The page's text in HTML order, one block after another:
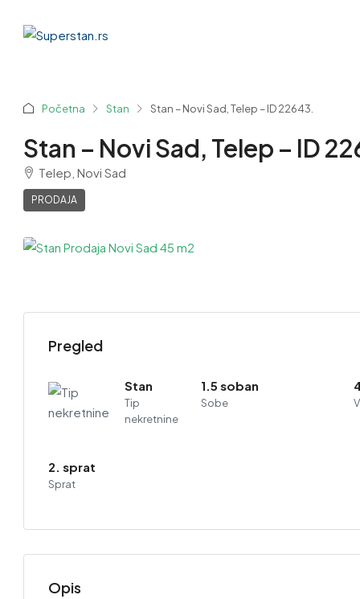
Početna Stan Stan – Novi Sad, Telep – ID 22643.
Stan – Novi Sad, Telep – ID
Telep, Novi Sad
PRODAJA
Pregled
Stan
Tip
nekretnine
1.5 soban
Sobe
2. sprat
Sprat
Opis